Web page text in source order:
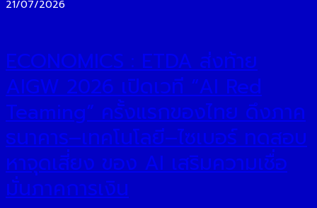
21/07/2026
ECONOMICS : ETDA ส่งท้าย
AIGW 2026 เปิดเวที “AI Red
Teaming” ครั้งแรกของไทย ดึงภาค
ธนาคาร–เทคโนโลยี–ไซเบอร์ ทดสอบ
หาจุดเสี่ยง ของ AI เสริมความเชื่อ
มั่นภาคการเงิน